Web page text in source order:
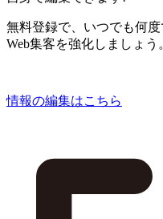
無料登録で、いつでも何
Web集客を強化しましょう
情報の編集はこちら